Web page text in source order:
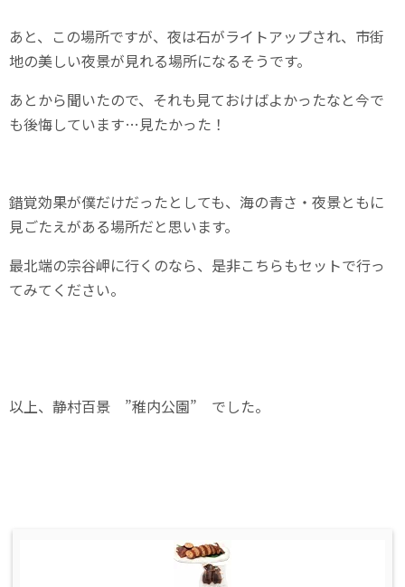
あと、この場所ですが、夜は石がライトアップされ、市街
地の美しい夜景が見れる場所になるそうです。
あとから聞いたので、それも見ておけばよかったなと今で
も後悔しています…見たかった！
錯覚効果が僕だけだったとしても、海の青さ・夜景ともに
見ごたえがある場所だと思います。
最北端の宗谷岬に行くのなら、是非こちらもセットで行っ
てみてください。
以上、静村百景 ”稚内公園” でした。